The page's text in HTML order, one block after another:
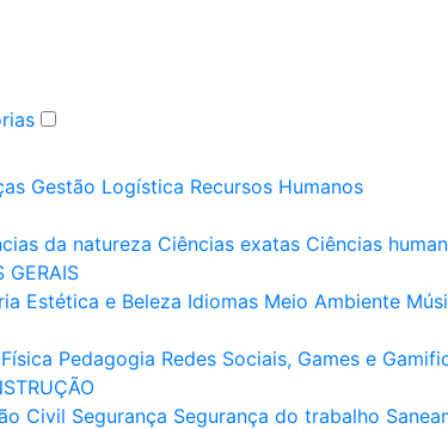
Gestão Logística Recursos Humanos
da natureza Ciências exatas Ciências
GERAIS
Estética e Beleza Idiomas Meio Ambiente
Pedagogia Redes Sociais, Games e
Civil Segurança Segurança do trabalho